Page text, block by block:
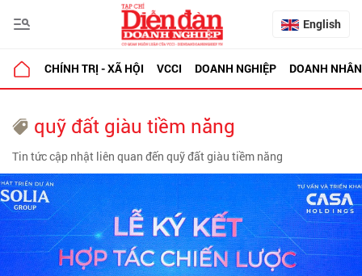
English
CHÍNH TRỊ - XÃ HỘI VCCI DOANH NGHIỆP DOANH NHÂN
quỹ đất giàu tiềm năng
Tin tức cập nhật liên quan đến quỹ đất giàu tiềm năng